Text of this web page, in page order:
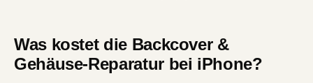
Was kostet die Backcover &
Gehäuse-Reparatur bei iPhone?